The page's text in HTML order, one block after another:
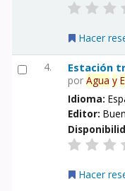
Hacer
4. Estación
porAgua y
Idioma:
Editor:
Hacer